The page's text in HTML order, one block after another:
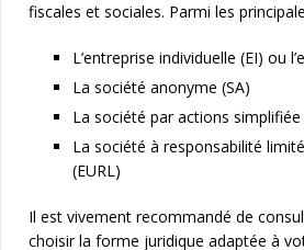
fiscales et sociales. Parmi les
L’entreprise individuelle (EI) ou
La société anonyme (SA)
La société par actions
La société à responsabilité
(EURL)
Il est vivement recommandé de
choisir la forme juridique adaptée à